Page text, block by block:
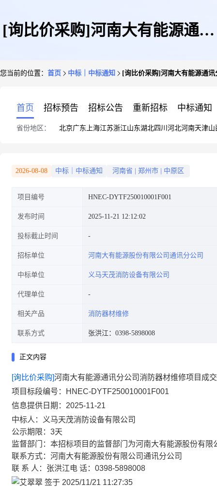
[询比价采购]河南大有能源通讯
您当前的位置： 首页 中标｜中标通知 [询比价采购]河南大有能源通
首页 招标预告 招标公告 重新招标 中标通知
省份地区： 北京广东 上海江苏浙江山东湖北四川 河北河南天津山
2026-08-08 中标｜中标通知 河南省 郑州市 中原区
项目编号 HNEC-DYTF250010001F001
发布时间 2025-11-21 12:12:02
投标截止时间
招标单位 河南大有能源股份有限公司通讯分公司
中标单位 义马天茂消防设备有限公司
代理单位
相关产品 消防器材维修
联系方式 张洪江：0398-5898008
正文内容
[询比价采购]河南大有能源通讯分公司消防器材维修项目成
项目标段编号：HNEC-DYTF250010001F001
信息提供日期：2025-11-21
中标人：义马天茂消防设备有限公司
公示期限：3天
监督部门：本招标项目的监督部门为河南大有能源股份有
联系方式：河南大有能源股份有限公司通讯分公司
联 系 人：张洪江电 话：0398-5898008